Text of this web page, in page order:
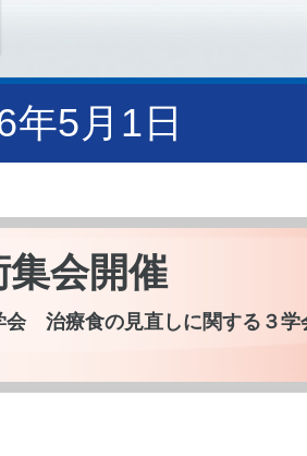
年5月1日
会開催
会 治療食の見直しに関する３学